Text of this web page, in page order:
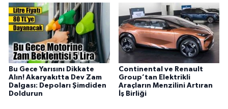
Bu Gece Yarısını Dikkate
Alın! Akaryakıtta Dev Zam
Dalgası: Depoları Şimdiden
Doldurun
Continental ve Renault
Group’tan Elektrikli
Araçların Menzilini Artıran
İş Birliği